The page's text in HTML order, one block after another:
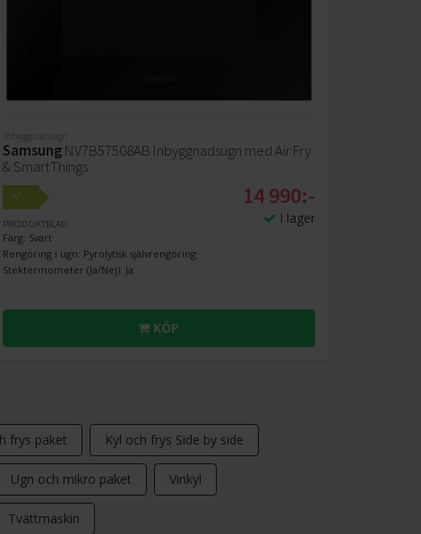
Inbyggnadsugn
SamsungNV7B57508AB Inbyggnadsugn med Air Fry
& SmartThings
A+
PRODUKTBLAD
Färg: Svart
Rengöring i ugn: Pyrolytisk självrengöring
Stektermometer (Ja/Nej): Ja
14 990:-
I lager
KÖP
frys paket Kyl och frys Side by side
Ugn och mikro paket Vinkyl
Tvättmaskin